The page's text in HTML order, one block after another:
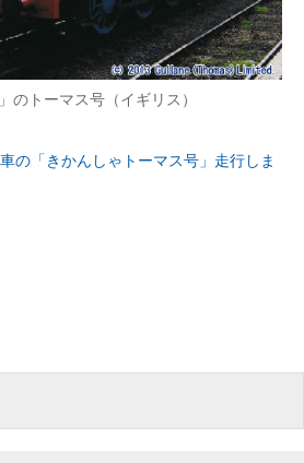
イト
例
イト
の話題
のトーマス号（イギリス）
の「きかんしゃトーマス号」走行しま